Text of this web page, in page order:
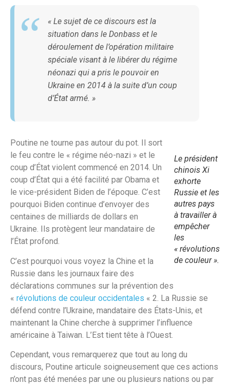
« Le sujet de ce discours est la
situation dans le Donbass et le
déroulement de l’opération militaire
spéciale visant à le libérer du régime
néonazi qui a pris le pouvoir en
Ukraine en 2014 à la suite d’un coup
d’État armé. »
Le président
chinois Xi
exhorte
Russie et les
autres pays
à travailler à
empêcher
les
« révolutions
de couleur ».
Poutine ne tourne pas autour du pot. Il sort
le feu contre le « régime néo-nazi » et le
coup d’État violent commencé en 2014. Un
coup d’État qui a été facilité par Obama et
le vice-président Biden de l’époque. C’est
pourquoi Biden continue d’envoyer des
centaines de milliards de dollars en
Ukraine. Ils protègent leur mandataire de
l’État profond.
C’est pourquoi vous voyez la Chine et la
Russie dans les journaux faire des
déclarations communes sur la prévention des
« révolutions de couleur occidentales « 2. La Russie se
défend contre l’Ukraine, mandataire des États-Unis, et
maintenant la Chine cherche à supprimer l’influence
américaine à Taiwan. L’Est tient tête à l’Ouest.
Cependant, vous remarquerez que tout au long du
discours, Poutine articule soigneusement que ces actions
n’ont pas été menées par une ou plusieurs nations ou par